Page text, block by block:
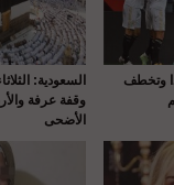
وتخطف
وقفة عرفة
الأضحى